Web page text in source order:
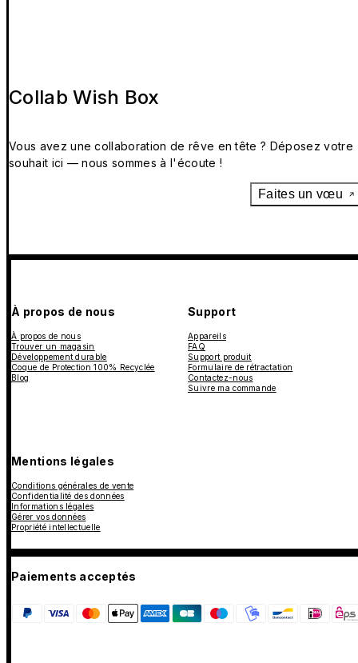
Collab Wish Box
Vous avez une collaboration de rêve en tête ? Déposez votre
souhait ici — nous sommes à l'écoute !
Faites un vœu
À propos de nous
À propos de nous
Trouver un magasin
Développement durable
Coque de Protection 100% Recyclée
Blog
Support
Appareils
FAQ
Support produit
Formulaire de rétractation
Contactez-nous
Suivre ma commande
Mentions légales
Conditions générales de vente
Confidentialité des données
Informations légales
Gérer vos données
Propriété intellectuelle
Paiements acceptés